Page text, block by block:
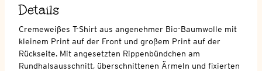
Details
Cremeweißes T-Shirt aus angenehmer Bio-Baumwolle mit
kleinem Print auf der Front und großem Print auf der
Rückseite. Mit angesetzten Rippenbündchen am
Rundhalsausschnitt, überschnittenen Ärmeln und fixierten